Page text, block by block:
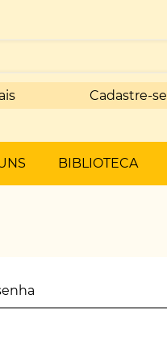
Cadastre-se
BIBLIOTECA